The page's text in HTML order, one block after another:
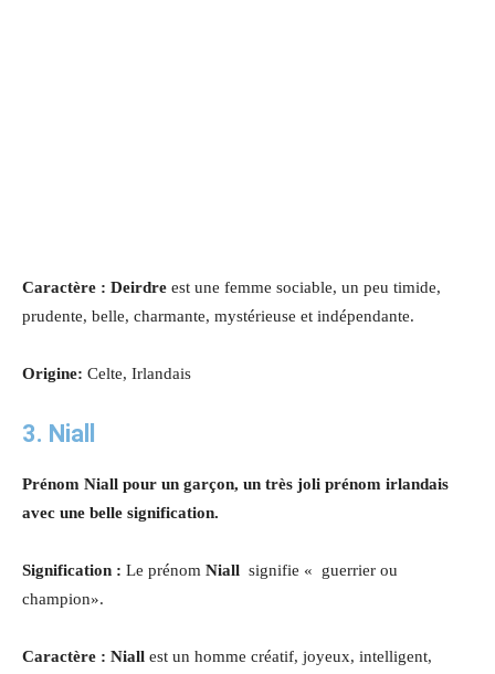
Caractère : Deirdre est une femme sociable, un peu timide,
prudente, belle, charmante, mystérieuse et indépendante.
Origine: Celte, Irlandais
3. Niall
Prénom Niall pour un garçon, un très joli prénom irlandais
avec une belle signification.
Signification : Le prénom Niall signifie « guerrier ou
champion».
Caractère : Niall est un homme créatif, joyeux, intelligent,